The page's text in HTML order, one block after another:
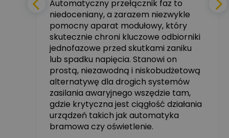
Ekspert ABB
Ekspert, ABB Zadaj pytanie
Michał Szulborski
Ekspert ETI - Dr inż. w
dziedzinie Aparatów
Elektrycznych / Senior
R&D Scientist / Product
Manager
Zadaj pytanie
Tomasz Dźwigała
Ekspert Menadżer
Automatyczny przełącznik faz to
niedoceniany, a zarazem niezwykle
pomocny aparat modułowy, który
skutecznie chroni kluczowe odbiorniki
jednofazowe przed skutkami zaniku
lub spadku napięcia. Stanowi on
prostą, niezawodną i niskobudżetową
alternatywę dla drogich systemów
zasilania awaryjnego wszędzie tam,
gdzie krytyczna jest ciągłość działania
urządzeń takich jak automatyka
bramowa czy oświetlenie.